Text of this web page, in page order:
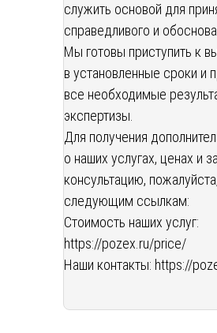
служить основой для
справедливого и
Мы готовы приступить к
в установленные сроки и
все необходимые
экспертизы.
Для получения
о наших услугах, ценах и
консультацию,
следующим ссылкам:
Стоимость наших услуг:
https://pozex.ru/price/
Наши контакты: https://